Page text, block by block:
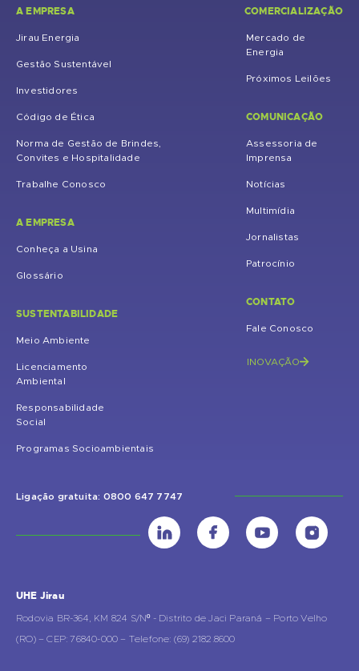
A EMPRESA
Jirau Energia
Gestão Sustentável
Investidores
Código de Ética
Norma de Gestão de Brindes,
Convites e Hospitalidade
Trabalhe Conosco
A EMPRESA
Conheça a Usina
Glossário
SUSTENTABILIDADE
Meio Ambiente
Licenciamento
Ambiental
Responsabilidade
Social
Programas Socioambientais
COMERCIALIZAÇÃO
Mercado de
Energia
Próximos Leilões
COMUNICAÇÃO
Assessoria de
Imprensa
Notícias
Multimídia
Jornalistas
Patrocínio
CONTATO
Fale Conosco
INOVAÇÃO
Ligação gratuita: 0800 647 7747
UHE Jirau
Rodovia BR-364, KM 824 S/Nº - Distrito de Jaci Paraná – Porto Velho
(RO) – CEP: 76840-000 – Telefone: (69) 2182.8600